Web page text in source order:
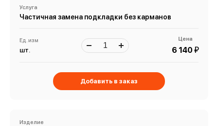
Услуга
Частичная замена подкладки без карманов
Ед. изм
шт.
Цена
6 140 й
Добавить в заказ
Изделие